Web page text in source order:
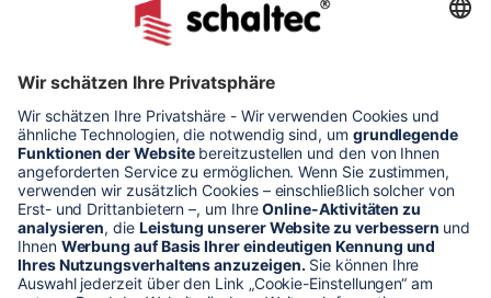
Kundenmeinungen